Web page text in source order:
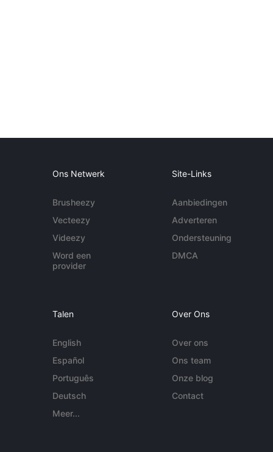
Ons Netwerk
Brusheezy
Vecteezy
Videezy
Word een
provider
Site-Links
Aanbiedingen
Adverteren
Ondersteuning
DMCA
Talen
English
Español
Português
Deutsch
Meer...
Over Ons
Over ons
Ons team
Onze blog
Contact